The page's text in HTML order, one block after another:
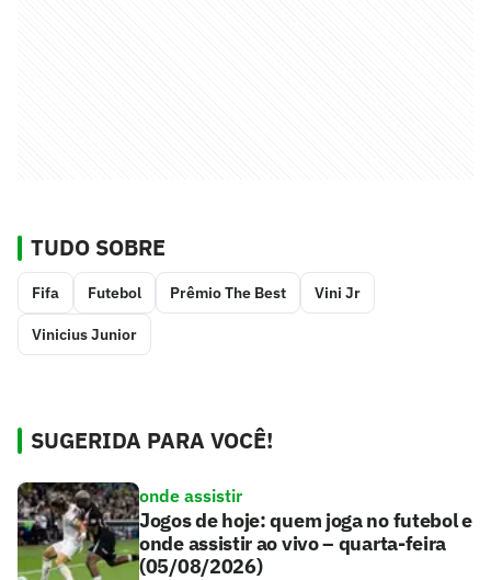
TUDO SOBRE
Fifa Futebol Prêmio The Best Vini Jr
Vinicius Junior
SUGERIDA PARA VOCÊ!
onde assistir
Jogos de hoje: quem joga no futebol e
onde assistir ao vivo – quarta-feira
(05/08/2026)